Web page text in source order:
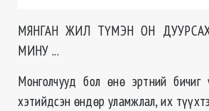
МЯНГАН ЖИЛ ТҮМЭН ОН
МИНУ ...
Монголчууд бол өнө эртний бичиг
хэтийдсэн өндөр уламжлал, их